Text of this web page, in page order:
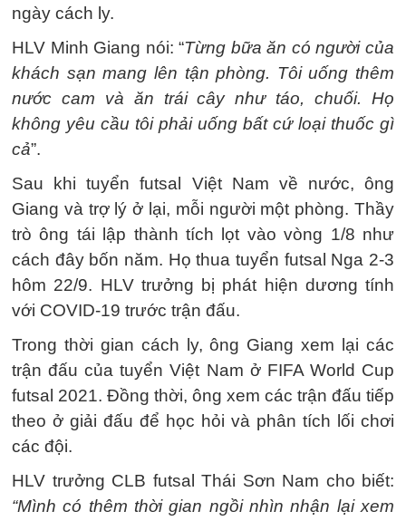
ngày cách ly.
HLV Minh Giang nói: “Từng bữa ăn có người của
khách sạn mang lên tận phòng. Tôi uống thêm
nước cam và ăn trái cây như táo, chuối. Họ
không yêu cầu tôi phải uống bất cứ loại thuốc gì
cả”.
Sau khi tuyển futsal Việt Nam về nước, ông
Giang và trợ lý ở lại, mỗi người một phòng. Thầy
trò ông tái lập thành tích lọt vào vòng 1/8 như
cách đây bốn năm. Họ thua tuyển futsal Nga 2-3
hôm 22/9. HLV trưởng bị phát hiện dương tính
với COVID-19 trước trận đấu.
Trong thời gian cách ly, ông Giang xem lại các
trận đấu của tuyển Việt Nam ở FIFA World Cup
futsal 2021. Đồng thời, ông xem các trận đấu tiếp
theo ở giải đấu để học hỏi và phân tích lối chơi
các đội.
HLV trưởng CLB futsal Thái Sơn Nam cho biết:
“Mình có thêm thời gian ngồi nhìn nhận lại xem